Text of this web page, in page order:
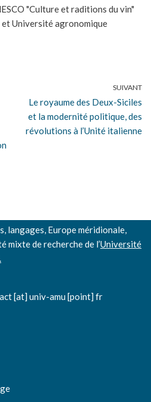
"Culture et raditions du vin"
Université agronomique
SUIVANT
Le royaume des Deux-Siciles
et la modernité politique, des
révolutions à l’Unité italienne
langages, Europe méridionale,
mixte de recherche de l’Université
[at] univ-amu [point] fr